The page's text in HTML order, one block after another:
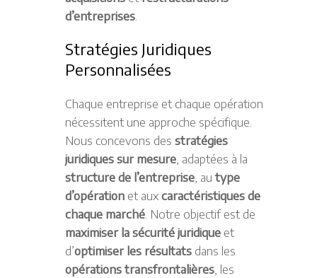
d’entreprises
Stratégies Juridiques
Personnalisées
Chaque entreprise et chaque opération
nécessitent une approche spécifique.
Nous concevons des stratégies
juridiques sur mesure , adaptées à la
structure de l’entreprise , au type
d’opération et auxcaractéristiques de
chaque marché . Notre objectif est de
maximiser la sécurité juridique et
d’optimiser les résultats dans les
opérations transfrontalières , les